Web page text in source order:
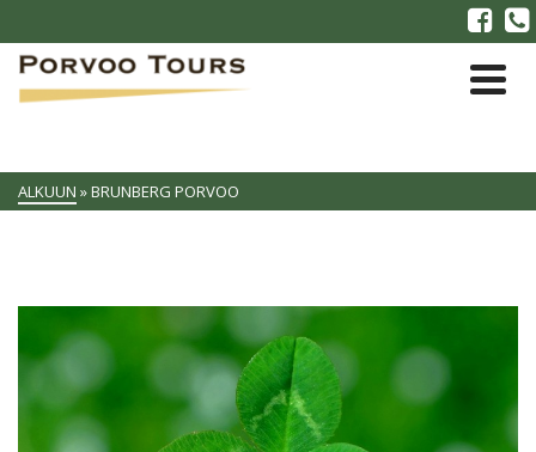
ALKUUN »BRUNBERG PORVOO